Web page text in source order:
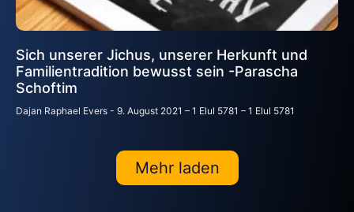
Sich unserer Jichus, unserer Herkunft und
Familientradition bewusst sein -Parascha
Schoftim
Dajan Raphael Evers 9. August 2021 – 1 Elul 5781 – 1 Elul 5781
Mehr laden